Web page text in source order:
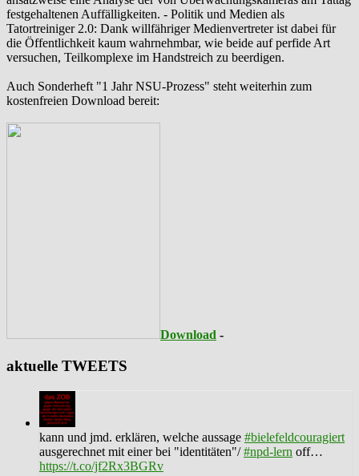
festgehaltenen Auffälligkeiten. - Politik und Medien als
‪Tatortreiniger‬ 2.0: Dank willfähriger Medienvertreter ist dabei für
die Öffentlichkeit kaum wahrnehmbar, wie beide auf perfide Art
versuchen, Teilkomplexe im Handstreich zu beerdigen.
Auch Sonderheft "1 Jahr NSU-Prozess" steht weiterhin zum
kostenfreien Download bereit:
Download -
aktuelle TWEETS
kann und jmd. erklären, welche aussage #bielefeldcouragiert
ausgerechnet mit einer bei "identitäten"/#npd-lern off…
https://t.co/jf2Rx3BGRv